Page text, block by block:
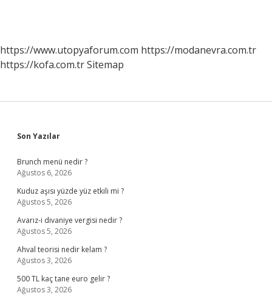
https://www.utopyaforum.com https://modanevra.com.tr
https://kofa.com.trSitemap
Sidebar
Son Yazılar
Brunch menü nedir ?
Ağustos 6, 2026
Kuduz aşısı yüzde yüz etkili mi ?
Ağustos 5, 2026
Avarız-i divaniye vergisi nedir ?
Ağustos 5, 2026
Ahval teorisi nedir kelam ?
Ağustos 3, 2026
500 TL kaç tane euro gelir ?
Ağustos 3, 2026